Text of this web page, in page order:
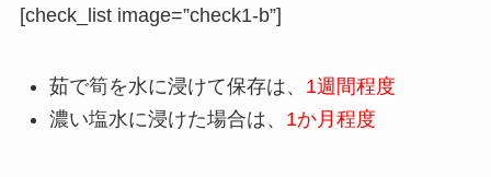
[check_list image=”check1-b”]
茹で筍を水に浸けて保存は、 1週間程度
濃い塩水に浸けた場合は、 1か月程度